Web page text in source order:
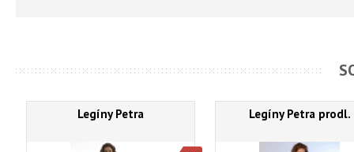
Legíny Petra Legíny Petra prodl.